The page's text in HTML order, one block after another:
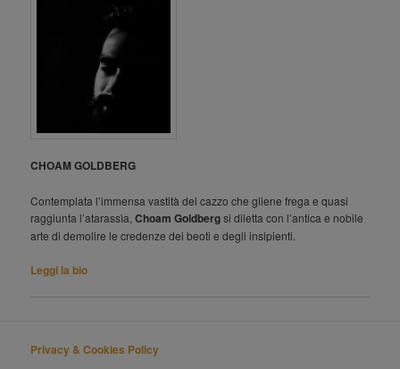
CHOAM GOLDBERG
Contemplata l’immensa vastità del cazzo che gliene frega e quasi
raggiunta l’atarassìa,Choam Goldbergsi diletta con l’antica e nobile
arte di demolire le credenze dei beoti e degli insipienti.
Leggi la bio
Privacy & Cookies Policy